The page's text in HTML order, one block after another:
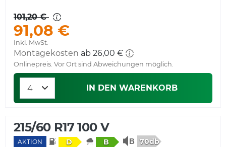
101,20 €
91,08 €
Inkl. MwSt.
Montagekosten ab 26,00 €
Onlinepreis. Vor Ort sind Abweichungen möglich.
IN DEN WARENKORB
215/60 R17 100 V
AKTION D B 70db